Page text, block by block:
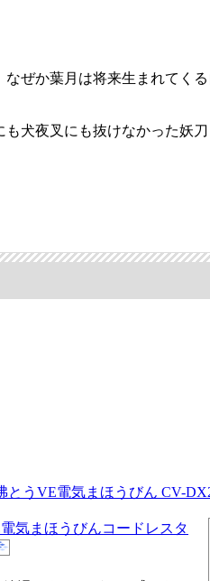
なぜか葉月は将来生まれてく
も犬夜叉にも抜けなかった妖
とうVE電気まほうびん CV-
気まほうびんコードレスタ